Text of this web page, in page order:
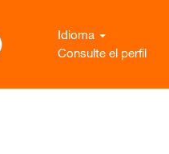
Idioma
Consulte el perfil